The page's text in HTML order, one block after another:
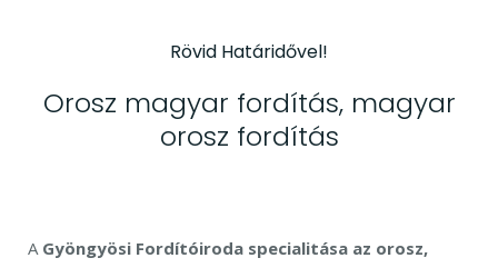
Rövid Határidővel!
Orosz magyar fordítás, magyar
orosz fordítás
A Gyöngyösi Fordítóiroda specialitása az orosz,